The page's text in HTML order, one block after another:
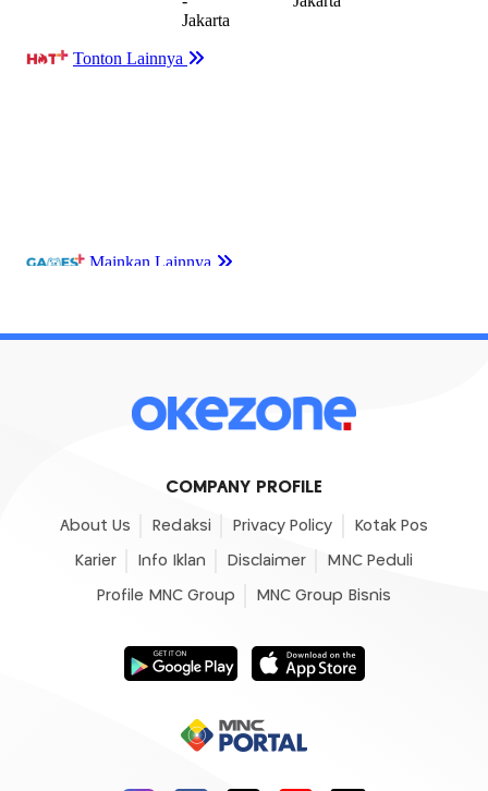
COMPANY PROFILE
About Us Redaksi Privacy Policy Kotak Pos
Karier Info Iklan Disclaimer MNC Peduli
Profile MNC Group MNC Group Bisnis